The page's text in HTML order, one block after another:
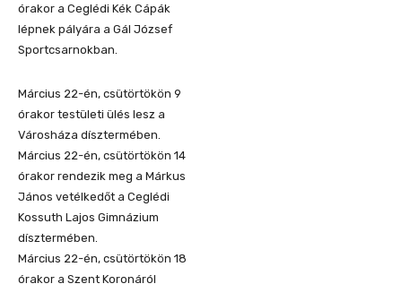
órakor a Ceglédi Kék Cápák
lépnek pályára a Gál József
Sportcsarnokban.
Március 22-én, csütörtökön 9
órakor testületi ülés lesz a
Városháza dísztermében.
Március 22-én, csütörtökön 14
órakor rendezik meg a Márkus
János vetélkedőt a Ceglédi
Kossuth Lajos Gimnázium
dísztermében.
Március 22-én, csütörtökön 18
órakor a Szent Koronáról